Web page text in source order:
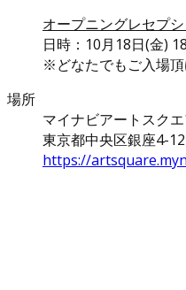
オープニングレセプ
日時：10月18日(金)
※どなたでもご入場
場所
マイナビアートスク
東京都中央区銀座4-
https://